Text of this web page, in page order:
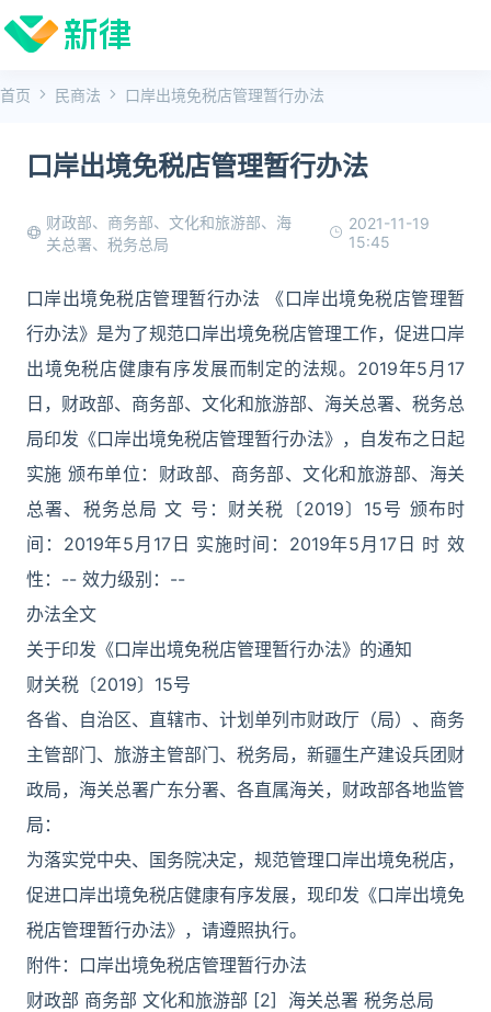
首页 民商法 口岸出境免税店管理暂行办法
口岸出境免税店管理暂行办法
财政部、商务部、文化和旅游部、海
关总署、税务总局
2021-11-19
15:45
口岸出境免税店管理暂行办法 《口岸出境免税店管理暂
行办法》是为了规范口岸出境免税店管理工作，促进口岸
出境免税店健康有序发展而制定的法规。2019年5月17
日，财政部、商务部、文化和旅游部、海关总署、税务总
局印发《口岸出境免税店管理暂行办法》，自发布之日起
实施 颁布单位：财政部、商务部、文化和旅游部、海关
总署、税务总局 文 号：财关税〔2019〕15号 颁布时
间：2019年5月17日 实施时间：2019年5月17日 时 效
性：-- 效力级别：--
办法全文
关于印发《口岸出境免税店管理暂行办法》的通知
财关税〔2019〕15号
各省、自治区、直辖市、计划单列市财政厅（局）、商务
主管部门、旅游主管部门、税务局，新疆生产建设兵团财
政局，海关总署广东分署、各直属海关，财政部各地监管
局：
为落实党中央、国务院决定，规范管理口岸出境免税店，
促进口岸出境免税店健康有序发展，现印发《口岸出境免
税店管理暂行办法》，请遵照执行。
附件：口岸出境免税店管理暂行办法
财政部 商务部 文化和旅游部 [2] 海关总署 税务总局